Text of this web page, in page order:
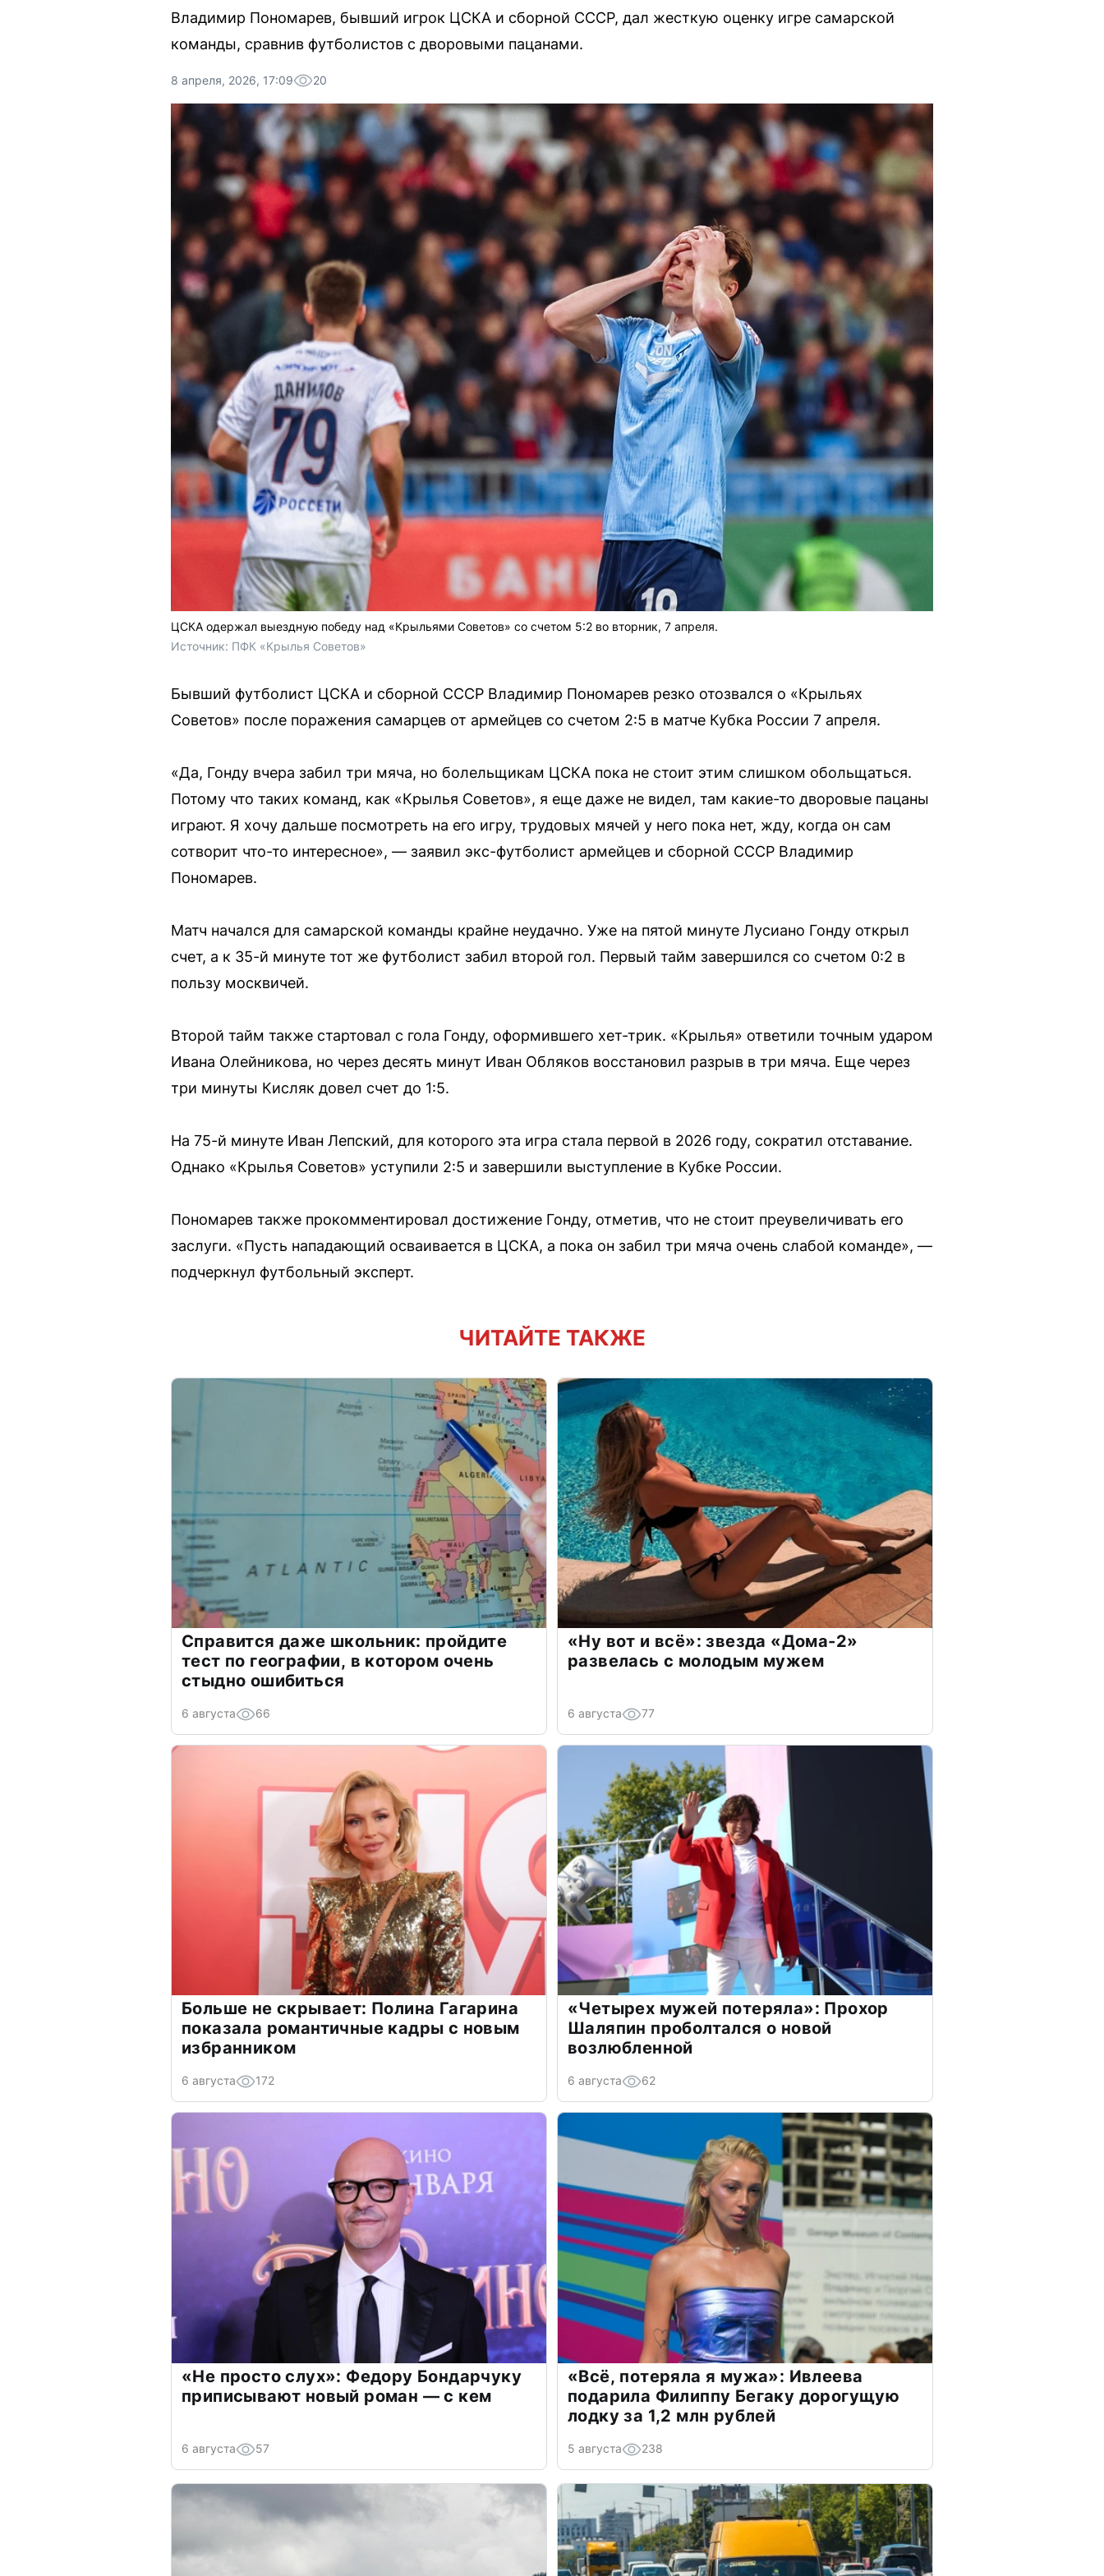
Владимир Пономарев, бывший игрок ЦСКА и сборной СССР, дал жесткую оценку игре самарской
команды, сравнив футболистов с дворовыми пацанами.
8 апреля, 2026, 17:09 20
ЦСКА одержал выездную победу над «Крыльями Советов» со счетом 5:2 во вторник, 7 апреля.
Источник: ПФК «Крылья Советов»
Бывший футболист ЦСКА и сборной СССР Владимир Пономарев резко отозвался о «Крыльях
Советов» после поражения самарцев от армейцев со счетом 2:5 в матче Кубка России 7 апреля.
«Да, Гонду вчера забил три мяча, но болельщикам ЦСКА пока не стоит этим слишком обольщаться.
Потому что таких команд, как «Крылья Советов», я еще даже не видел, там какие-то дворовые пацаны
играют. Я хочу дальше посмотреть на его игру, трудовых мячей у него пока нет, жду, когда он сам
сотворит что-то интересное», — заявил экс-футболист армейцев и сборной СССР Владимир
Пономарев.
Матч начался для самарской команды крайне неудачно. Уже на пятой минуте Лусиано Гонду открыл
счет, а к 35-й минуте тот же футболист забил второй гол. Первый тайм завершился со счетом 0:2 в
пользу москвичей.
Второй тайм также стартовал с гола Гонду, оформившего хет-трик. «Крылья» ответили точным ударом
Ивана Олейникова, но через десять минут Иван Обляков восстановил разрыв в три мяча. Еще через
три минуты Кисляк довел счет до 1:5.
На 75-й минуте Иван Лепский, для которого эта игра стала первой в 2026 году, сократил отставание.
Однако «Крылья Советов» уступили 2:5 и завершили выступление в Кубке России.
Пономарев также прокомментировал достижение Гонду, отметив, что не стоит преувеличивать его
заслуги. «Пусть нападающий осваивается в ЦСКА, а пока он забил три мяча очень слабой команде», —
подчеркнул футбольный эксперт.
ЧИТАЙТЕ ТАКЖЕ
Справится даже школьник: пройдите
тест по географии, в котором очень
стыдно ошибиться
6 августа 66
«Ну вот и всё»: звезда «Дома-2»
развелась с молодым мужем
6 августа 77
Больше не скрывает: Полина Гагарина
показала романтичные кадры с новым
избранником
6 августа 172
«Четырех мужей потеряла»: Прохор
Шаляпин проболтался о новой
возлюбленной
6 августа 62
«Не просто слух»: Федору Бондарчуку
приписывают новый роман — с кем
6 августа 57
«Всё, потеряла я мужа»: Ивлеева
подарила Филиппу Бегаку дорогущую
лодку за 1,2 млн рублей
5 августа 238